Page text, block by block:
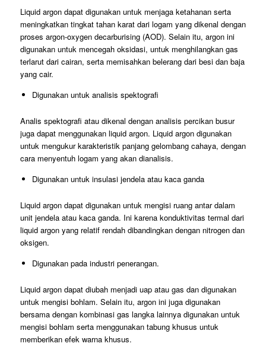
Liquid argon dapat digunakan untuk menjaga ketahanan serta
meningkatkan tingkat tahan karat dari logam yang dikenal dengan
proses argon-oxygen decarburising (AOD). Selain itu, argon ini
digunakan untuk mencegah oksidasi, untuk menghilangkan gas
terlarut dari cairan, serta memisahkan belerang dari besi dan baja
yang cair.
Digunakan untuk analisis spektografi
Analis spektografi atau dikenal dengan analisis percikan busur
juga dapat menggunakan liquid argon. Liquid argon digunakan
untuk mengukur karakteristik panjang gelombang cahaya, dengan
cara menyentuh logam yang akan dianalisis.
Digunakan untuk insulasi jendela atau kaca ganda
Liquid argon dapat digunakan untuk mengisi ruang antar dalam
unit jendela atau kaca ganda. Ini karena konduktivitas termal dari
liquid argon yang relatif rendah dibandingkan dengan nitrogen dan
oksigen.
Digunakan pada industri penerangan.
Liquid argon dapat diubah menjadi uap atau gas dan digunakan
untuk mengisi bohlam. Selain itu, argon ini juga digunakan
bersama dengan kombinasi gas langka lainnya digunakan untuk
mengisi bohlam serta menggunakan tabung khusus untuk
memberikan efek warna khusus.